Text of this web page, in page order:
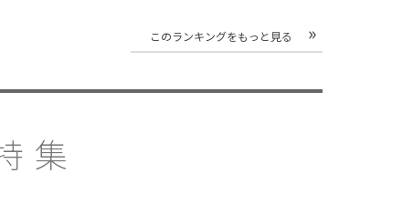
このランキングをもっと見る
集